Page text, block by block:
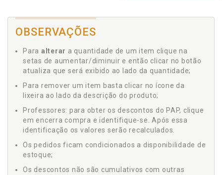
OBSERVAÇÕES
Para alterar a quantidade de um item clique na
setas de aumentar/diminuir e então clicar no botão
atualiza que será exibido ao lado da quantidade;
Para remover um item basta clicar no ícone da
lixeira ao lado da descrição do produto;
Professores: para obter os descontos do PAP, clique
em encerra compra e identifique-se. Após essa
identificação os valores serão recalculados.
Os pedidos ficam condicionados a disponibilidade de
estoque;
Os descontos não são cumulativos com outras